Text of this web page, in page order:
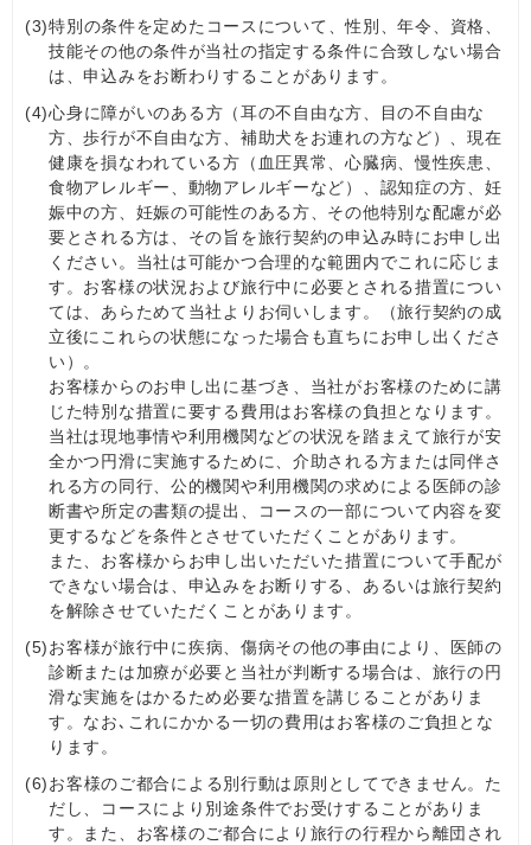
(3)特別の条件を定めたコースについて、性別、年令、資格、
技能その他の条件が当社の指定する条件に合致しない場合
は、申込みをお断わりすることがあります。
(4)心身に障がいのある方（耳の不自由な方、目の不自由な
方、歩行が不自由な方、補助犬をお連れの方など）、現在
健康を損なわれている方（血圧異常、心臓病、慢性疾患、
食物アレルギー、動物アレルギーなど）、認知症の⽅、妊
娠中の方、妊娠の可能性のある方、その他特別な配慮が必
要とされる方は、その旨を旅行契約の申込み時にお申し出
ください。当社は可能かつ合理的な範囲内でこれに応じま
す。お客様の状況および旅行中に必要とされる措置につい
ては、あらためて当社よりお伺いします。（旅行契約の成
立後にこれらの状態になった場合も直ちにお申し出くださ
い）。
お客様からのお申し出に基づき、当社がお客様のために講
じた特別な措置に要する費用はお客様の負担となります。
当社は現地事情や利用機関などの状況を踏まえて旅行が安
全かつ円滑に実施するために、介助される方または同伴さ
れる方の同行、公的機関や利用機関の求めによる医師の診
断書や所定の書類の提出、コースの一部について内容を変
更するなどを条件とさせていただくことがあります。
また、お客様からお申し出いただいた措置について手配が
できない場合は、申込みをお断りする、あるいは旅行契約
を解除させていただくことがあります。
(5)お客様が旅行中に疾病、傷病その他の事由により、医師の
診断または加療が必要と当社が判断する場合は、旅行の円
滑な実施をはかるため必要な措置を講じることがありま
す。なお､これにかかる一切の費用はお客様のご負担とな
ります。
(6)お客様のご都合による別行動は原則としてできません。た
だし、コースにより別途条件でお受けすることがありま
す。また、お客様のご都合により旅行の行程から離団され